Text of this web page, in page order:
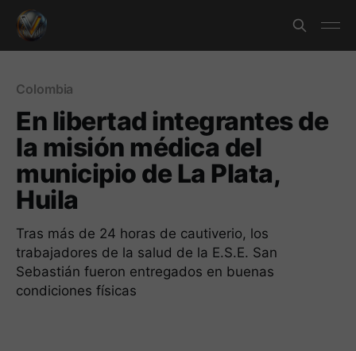
Colombia
En libertad integrantes de
la misión médica del
municipio de La Plata,
Huila
Tras más de 24 horas de cautiverio, los
trabajadores de la salud de la E.S.E. San
Sebastián fueron entregados en buenas
condiciones físicas